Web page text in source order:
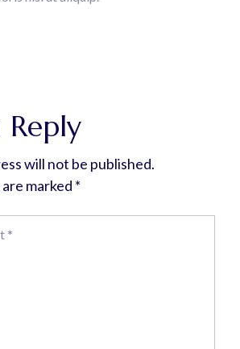
Reply
will not be published.
marked *